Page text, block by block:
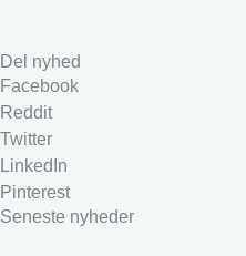
Del nyhed
Facebook
Reddit
Twitter
LinkedIn
Pinterest
Seneste nyheder